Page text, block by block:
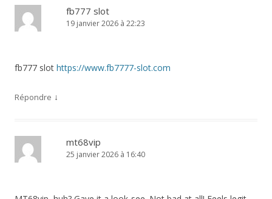
fb777 slot
19 janvier 2026 à 22:23
fb777 slot https://www.fb7777-slot.com
Répondre ↓
mt68vip
25 janvier 2026 à 16:40